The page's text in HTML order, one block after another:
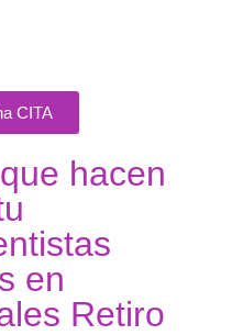
CITA
hacen
en
Retiro